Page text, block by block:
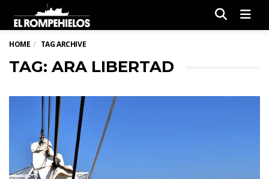
HOME TAG ARCHIVE
TAG: ARA LIBERTAD